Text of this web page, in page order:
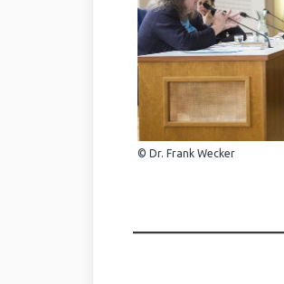
© Dr. Frank Wecker